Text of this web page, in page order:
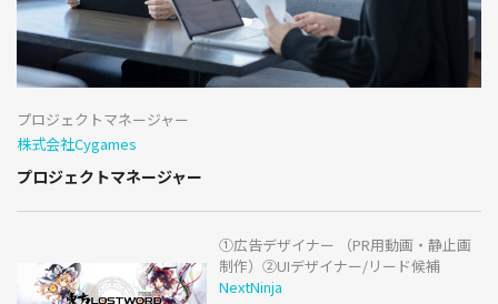
プロジェクトマネージャー
株式会社Cygames
プロジェクトマネージャー
①広告デザイナー （PR用動画・静止画
制作）②UIデザイナー/リード候補
NextNinja